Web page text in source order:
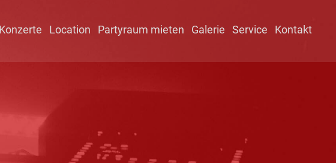
Konzerte Location Partyraum mieten Galerie Service Kontakt